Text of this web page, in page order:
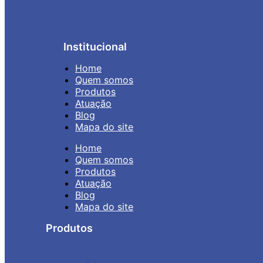
Institucional
Home
Quem somos
Produtos
Atuação
Blog
Mapa do site
Home
Quem somos
Produtos
Atuação
Blog
Mapa do site
Produtos